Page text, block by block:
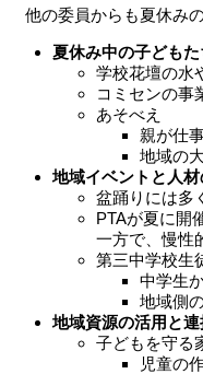
他の委員からも夏休み
夏休み中の子ども
学校花壇の水
コミセンの事
あそべえ
親が仕
地域の
地域イベントと人
盆踊りには多
PTAが夏に開
一方で、慢性
第三中学校生
中学生
地域側
地域資源の活用と連
子どもを守る
児童の